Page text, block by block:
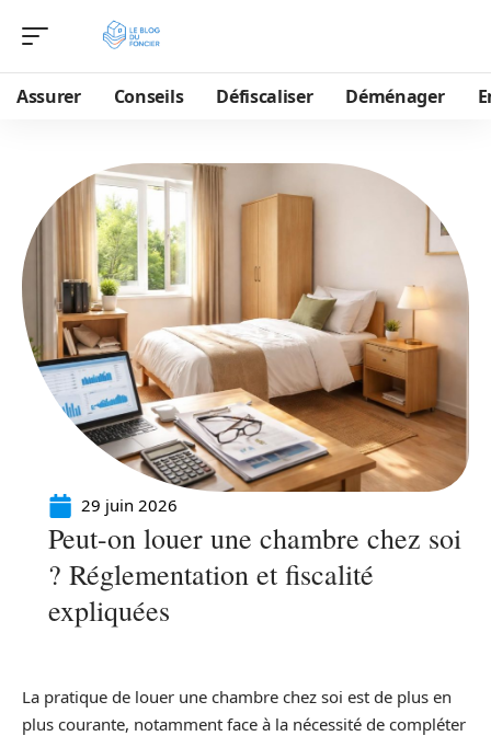
Assurer Conseils Défiscaliser Déménager
29 juin 2026
Peut-on louer une chambre chez soi
? Réglementation et fiscalité
expliquées
La pratique de louer une chambre chez soi est de plus en
plus courante, notamment face à la nécessité de compléter